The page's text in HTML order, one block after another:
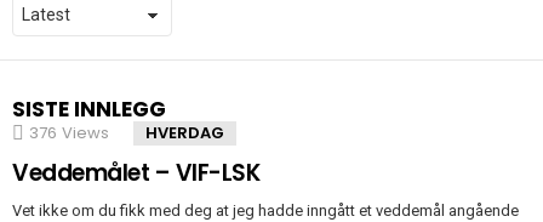
SISTE INNLEGG
376 Views HVERDAG
Veddemålet – VIF-LSK
Vet ikke om du fikk med deg at jeg hadde inngått et veddemål angående